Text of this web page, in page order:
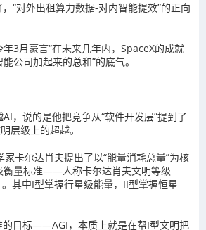
“对外出租算力数据-对内智能提效”的正向
3月豪言“在未来几年内，SpaceX的成就
公司加起来的总和”的底气。
，说的是他把竞争从“软件开发层”提到了
层级上的超越。
家卡尔达肖夫提出了以“能量消耗总量”为核
衡量标准——人称卡尔达肖夫文明等级
其中I型掌握行星级能量，II型掌握恒星
的目标——AGI，本质上就是在帮I型文明把